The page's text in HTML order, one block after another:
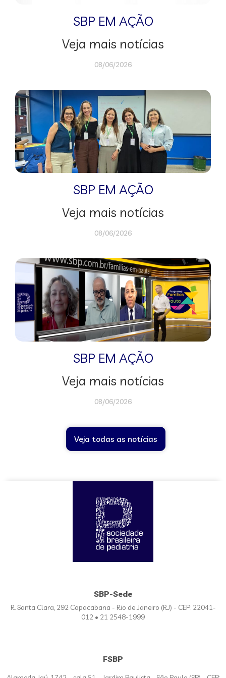
SBP EM AÇÃO
Veja mais notícias
08/06/2026
SBP EM AÇÃO
Veja mais notícias
08/06/2026
SBP EM AÇÃO
Veja mais notícias
08/06/2026
Veja todas as notícias
SBP-Sede
R. Santa Clara, 292 Copacabana - Rio de Janeiro (RJ) - CEP: 22041-
012 • 21 2548-1999
FSBP